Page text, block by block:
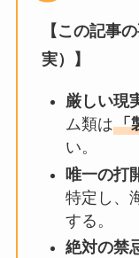
【この記事
実）】
厳しい現
ム類は「
い。
唯一の打
特定し、
する。
絶対の禁